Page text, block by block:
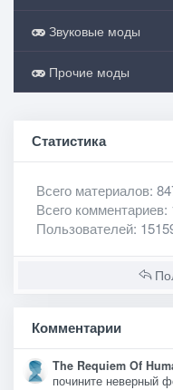
Звуковые моды
Прочие моды
Статистика
Всего материалов:
Всего комментариев:
Пользователей:
Комментарии
The Requiem Of
почините неверный